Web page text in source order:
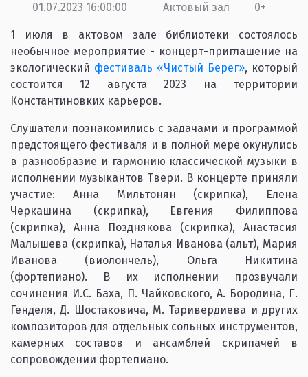
01.07.2023 16:00:00 Актовый зал 0+
1 июля в актовом зале библиотеки состоялось
необычное мероприятие - концерт-приглашение на
экологический фестиваль «Чистый Берег», который
состоится 12 августа 2023 на территории
Константиновких карьеров.
Слушатели познакомились с задачами и программой
предстоящего фестиваля и в полной мере окунулись
в разнообразие и гармонию классической музыки в
исполнении музыкантов Твери. В концерте приняли
участие: Анна Мильтонян (скрипка), Елена
Черкашина (скрипка), Евгения Филиппова
(скрипка), Анна Позднякова (скрипка), Анастасия
Малышева (скрипка), Наталья Иванова (альт), Мария
Иванова (виолончель), Ольга Никитина
(фортепиано). В их исполнении прозвучали
сочинения И.С. Баха, П. Чайковского, А. Бородина, Г.
Генделя, Д. Шостаковича, М. Таривердиева и других
композиторов для отдельных сольных инструментов,
камерных составов и ансамблей скрипачей в
сопровождении фортепиано.